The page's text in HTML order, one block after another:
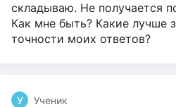
складываю. Не получается
Как мне быть? Какие лучше
точности моих ответов?
У Ученик